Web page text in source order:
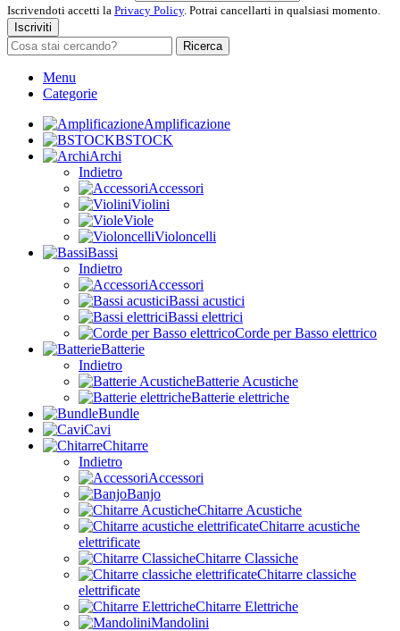
Iscrivendoti accetti la Privacy Policy. Potrai cancellarti in qualsiasi momento.
Iscriviti
Ricerca
Menu
Categorie
Amplificazione
BSTOCK
Archi
Indietro
Accessori
Violini
Viole
Violoncelli
Bassi
Indietro
Accessori
Bassi acustici
Bassi elettrici
Corde per Basso elettrico
Batterie
Indietro
Batterie Acustiche
Batterie elettriche
Bundle
Cavi
Chitarre
Indietro
Accessori
Banjo
Chitarre Acustiche
Chitarre acustiche
elettrificate
Chitarre Classiche
Chitarre classiche
elettrificate
Chitarre Elettriche
Mandolini